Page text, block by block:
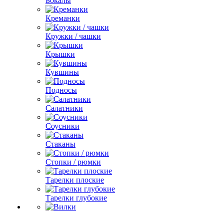
Креманки
Кружки / чашки
Крышки
Кувшины
Подносы
Салатники
Соусники
Стаканы
Стопки / рюмки
Тарелки плоские
Тарелки глубокие